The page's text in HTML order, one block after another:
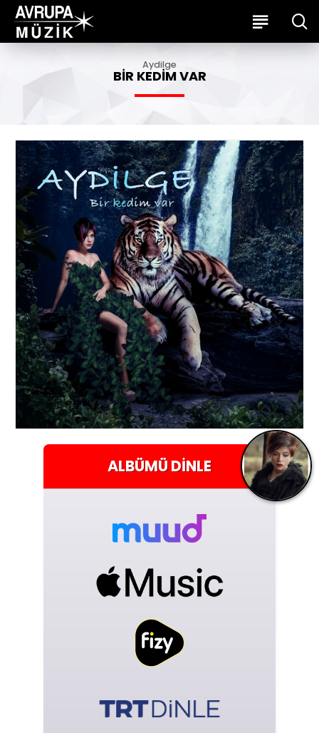
Aydilge
BIR KEDIM VAR
ALBÜMÜDINLE